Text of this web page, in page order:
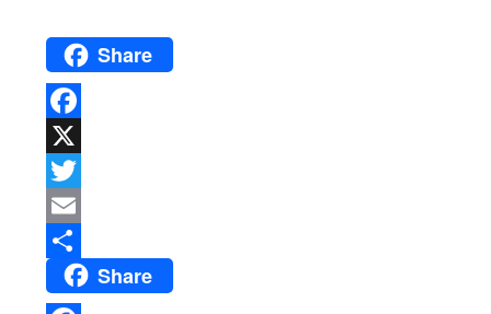
Share
Facebook
X
Twitter
Email
Del
Share